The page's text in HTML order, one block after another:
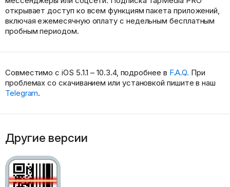
открывает доступ ко всем функциям пакета приложений,
включая ежемесячную оплату с недельным бесплатным
пробным периодом.
Совместимо с iOS 5.1.1 – 10.3.4, подробнее в F.A.Q. При
проблемах со скачиванием или установкой пишите в наш
Telegram.
Другие версии